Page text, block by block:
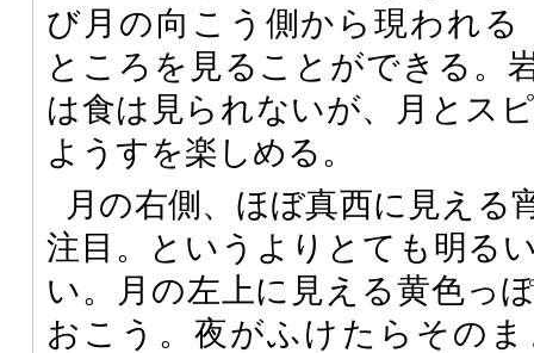
び月の向こう側から現われる
ところを見ることができる。
は食は見られないが、月とス
ようすを楽しめる。
月の右側、ほぼ真西に見える
注目。というよりとても明る
い。月の左上に見える黄色っ
おこう。夜がふけたらその